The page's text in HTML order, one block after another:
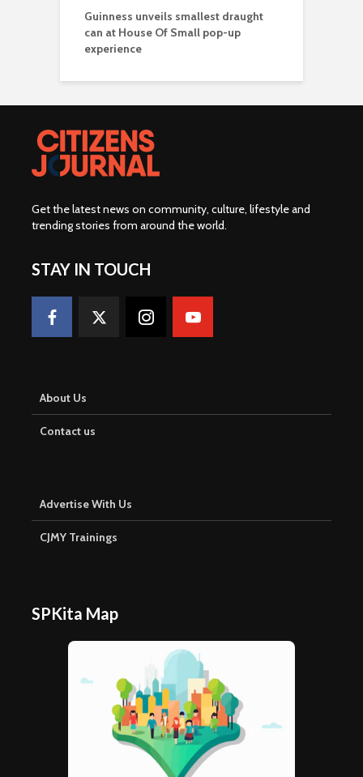
Guinness unveils smallest draught
can at House Of Small pop-up
experience
Get the latest news on community, culture, lifestyle and
trending stories from around the world.
STAY IN TOUCH
About Us
Contact us
Advertise With Us
CJMY Trainings
SPKita Map